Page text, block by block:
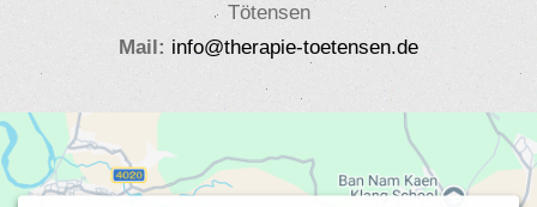
Tötensen
Mail: info@therapie-toetensen.de